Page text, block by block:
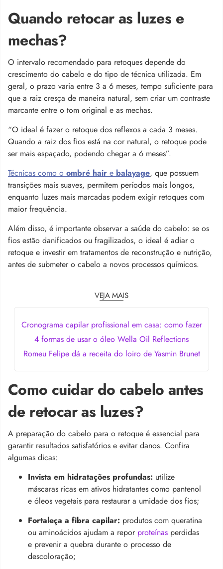
Quando retocar as luzes e
mechas?
O intervalo recomendado para retoques depende do
crescimento do cabelo e do tipo de técnica utilizada. Em
geral, o prazo varia entre 3 a 6 meses, tempo suficiente para
que a raiz cresça de maneira natural, sem criar um contraste
marcante entre o tom original e as mechas.
“O ideal é fazer o retoque dos reflexos a cada 3 meses.
Quando a raiz dos fios está na cor natural, o retoque pode
ser mais espaçado, podendo chegar a 6 meses”.
Técnicas como o ombré hair e balayage, que possuem
transições mais suaves, permitem períodos mais longos,
enquanto luzes mais marcadas podem exigir retoques com
maior frequência.
Além disso, é importante observar a saúde do cabelo: se os
fios estão danificados ou fragilizados, o ideal é adiar o
retoque e investir em tratamentos de reconstrução e nutrição,
antes de submeter o cabelo a novos processos químicos.
VEJA MAIS
Cronograma capilar profissional em casa: como fazer
4 formas de usar o óleo Wella Oil Reflections
Romeu Felipe dá a receita do loiro de Yasmin Brunet
Como cuidar do cabelo antes
de retocar as luzes?
A preparação do cabelo para o retoque é essencial para
garantir resultados satisfatórios e evitar danos. Confira
algumas dicas:
Invista em hidratações profundas: utilize
máscaras ricas em ativos hidratantes como pantenol
e óleos vegetais para restaurar a umidade dos fios;
Fortaleça a fibra capilar: produtos com queratina
ou aminoácidos ajudam a repor proteínas perdidas
e prevenir a quebra durante o processo de
descoloração;